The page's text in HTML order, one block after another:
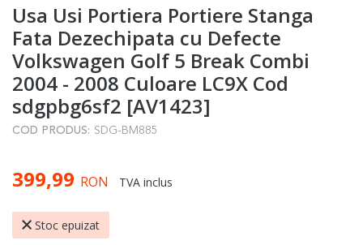
to
the
beginning
of
the
images
gallery
Usa Usi Portiera Portiere Stanga
Fata Dezechipata cu Defecte
Volkswagen Golf 5 Break Combi
2004 - 2008 Culoare LC9X Cod
sdgpbg6sf2 [AV1423]
COD PRODUS: SDG-BM885
399,99 RON TVA inclus
Stoc epuizat